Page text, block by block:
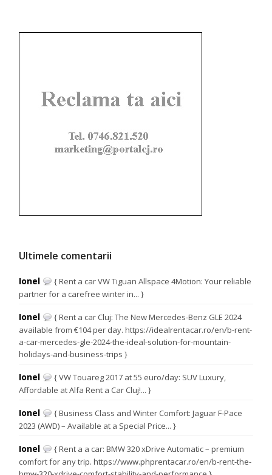
Ultimele comentarii
Ionel
{ Rent a car VW Tiguan Allspace 4Motion: Your reliable
partner for a carefree winter in... }
Ionel
{ Rent a car Cluj: The New Mercedes-Benz GLE 2024
available from €104 per day. https://idealrentacar.ro/en/b-rent-
a-car-mercedes-gle-2024-the-ideal-solution-for-mountain-
holidays-and-business-trips }
Ionel
{ VW Touareg 2017 at 55 euro/day: SUV Luxury,
Affordable at Alfa Rent a Car Cluj!... }
Ionel
{ Business Class and Winter Comfort: Jaguar F-Pace
2023 (AWD) – Available at a Special Price... }
Ionel
{ Rent a a car: BMW 320 xDrive Automatic – premium
comfort for any trip. https://www.phprentacar.ro/en/b-rent-the-